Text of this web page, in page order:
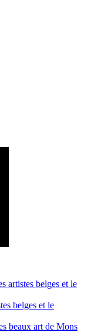
artistes belges et le
belges et le
beaux art de Mons